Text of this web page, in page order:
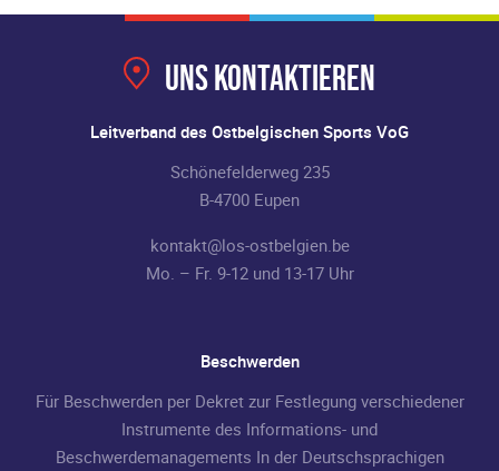
Uns kontaktieren
Leitverband des Ostbelgischen Sports VoG
Schönefelderweg 235
B-4700 Eupen
kontakt@los-ostbelgien.be
Mo. – Fr. 9-12 und 13-17 Uhr
Beschwerden
Für Beschwerden per Dekret zur Festlegung verschiedener
Instrumente des Informations- und
Beschwerdemanagements In der Deutschsprachigen